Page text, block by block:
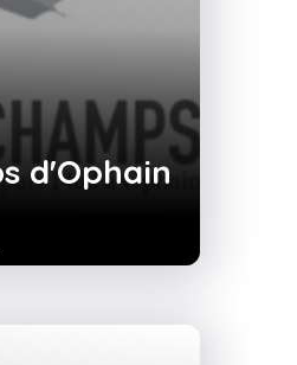
d'Ophain